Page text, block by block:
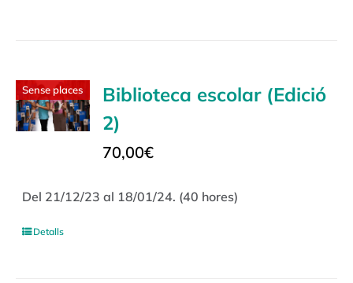
Sense places
Biblioteca escolar (Edició
2)
70,00€
Del 21/12/23 al 18/01/24. (40 hores)
Detalls